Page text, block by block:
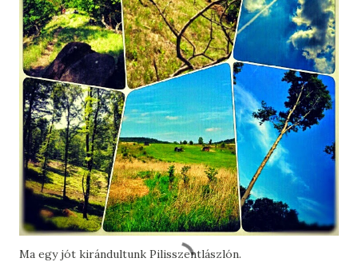
Ma egy jót kirándultunk Pilisszentlászlón.